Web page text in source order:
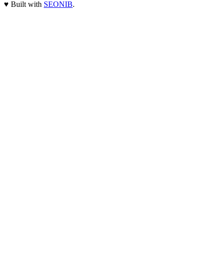
♥ Built with SEONIB.